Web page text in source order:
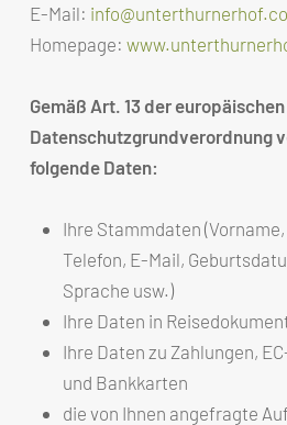
E-Mail:
Homepage:
Gemäß Art. 13 der europäischen
Datenschutzgrundverordnung
folgende Daten:
Ihre Stammdaten
Telefon, E-Mail,
Sprache usw.)
Ihre Daten in
Ihre Daten zu Zahlungen,
und Bankkarten
die von Ihnen angefragte